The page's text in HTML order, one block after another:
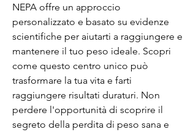
NEPA offre un approccio
personalizzato e basato su evidenze
scientifiche per aiutarti a raggiungere e
mantenere il tuo peso ideale. Scopri
come questo centro unico può
trasformare la tua vita e farti
raggiungere risultati duraturi. Non
perdere l'opportunità di scoprire il
segreto della perdita di peso sana e